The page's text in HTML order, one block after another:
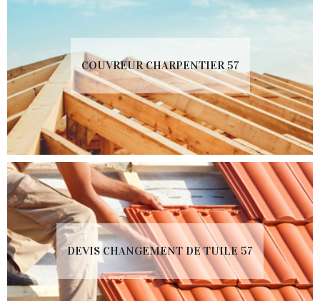
COUVREUR CHARPENTIER 57
DEVIS CHANGEMENT DE TUILE 57